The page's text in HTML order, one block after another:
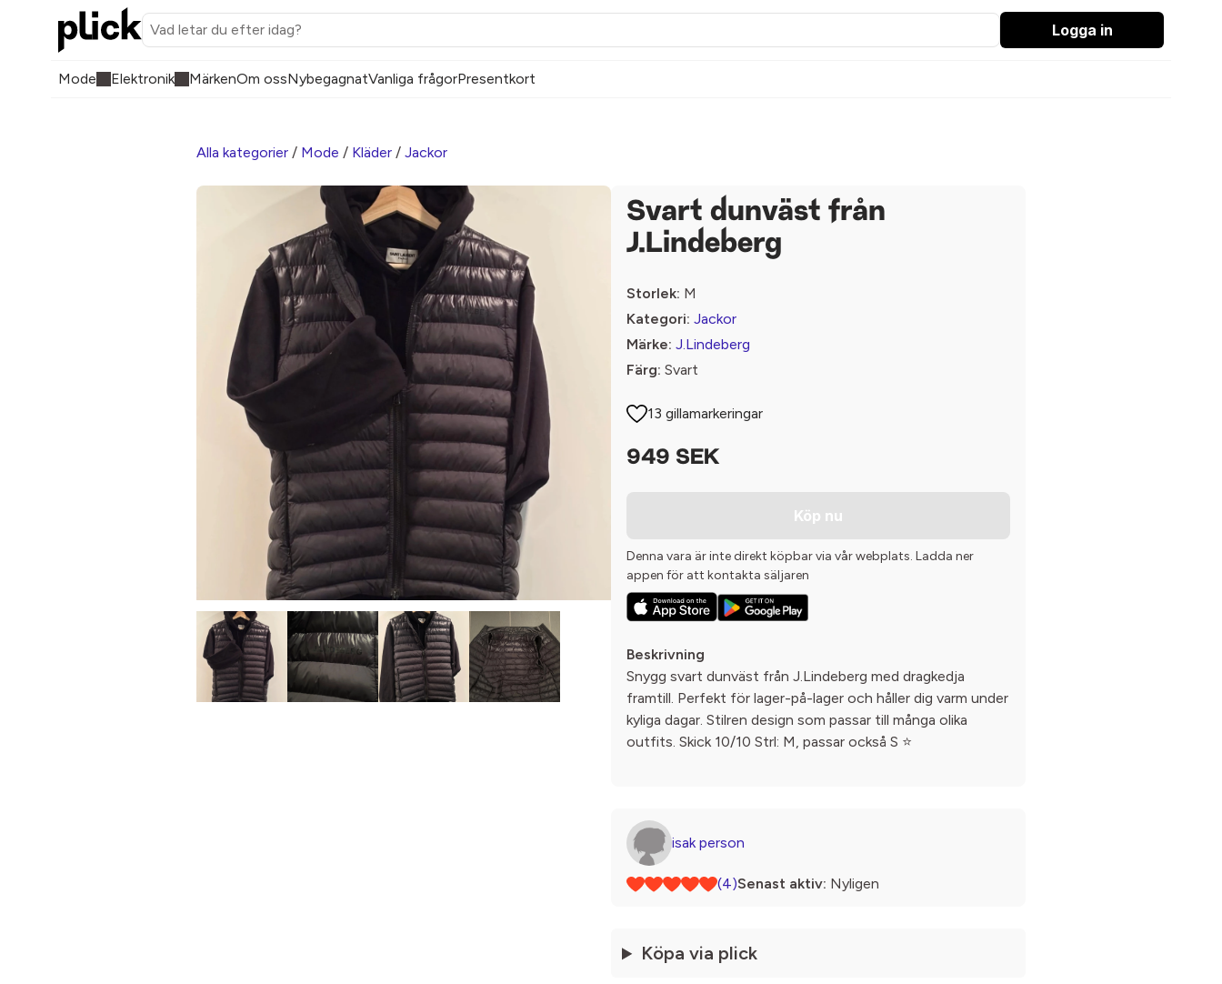
Logga in
Mode Elektronik MärkenOm ossNybegagnatVanliga frågorPresentkort
Alla kategorier / Mode / Kläder / Jackor
Svart dunväst från
J.Lindeberg
Storlek: M
Kategori: Jackor
Märke: J.Lindeberg
Färg: Svart
13 gillamarkeringar
949 SEK
Köp nu
Denna vara är inte direkt köpbar via vår webplats. Ladda ner
appen för att kontakta säljaren
Beskrivning
Snygg svart dunväst från J.Lindeberg med dragkedja
framtill. Perfekt för lager-på-lager och håller dig varm under
kyliga dagar. Stilren design som passar till många olika
outfits. Skick 10/10 Strl: M, passar också S ⭐️
isak person
(4)Senast aktiv: Nyligen
Köpa via plick